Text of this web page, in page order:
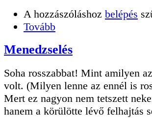
A hozzászóláshoz belépés
Tovább
Menedzselés
Soha rosszabbat! Mint amilyen
volt. (Milyen lenne az ennél is
Mert ez nagyon nem tetszett
hanem a körülötte lévő felhajtás